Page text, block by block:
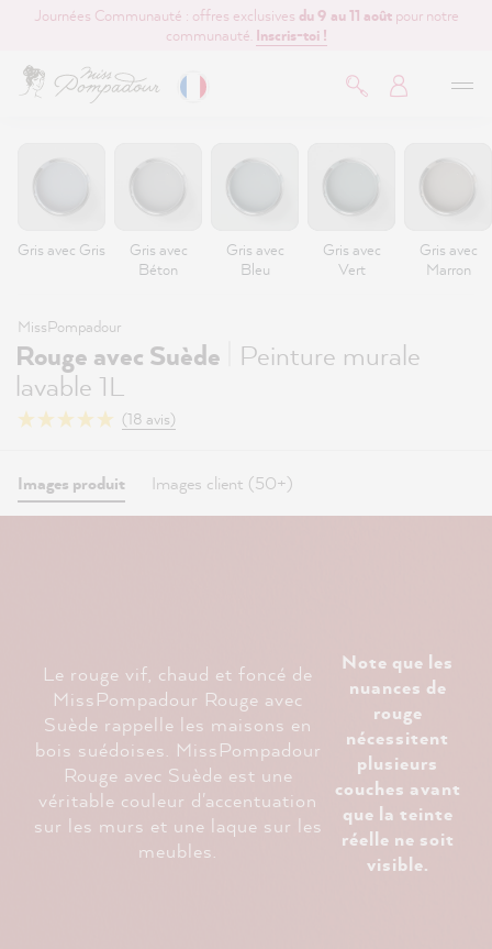
principal
Journées Communauté : offres exclusives du 9 au 11 aoûtpour notre
communauté. Inscris-toi !
Gris avec Gris
Gris avec
Béton
Gris avec
Bleu
Gris avec
Vert
Gris avec
Marron
MissPompadour
Rouge avec Suède
Peinture murale
lavable 1L
(18 avis)
Images produit Images client (50+)
Le rouge vif, chaud et foncé de
MissPompadour Rouge avec
Suède rappelle les maisons en
bois suédoises. MissPompadour
Rouge avec Suède est une
véritable couleur d'accentuation
sur les murs et une laque sur les
meubles.
Note que les
nuances de
rouge
nécessitent
plusieurs
couches avant
que la teinte
réelle ne soit
visible.